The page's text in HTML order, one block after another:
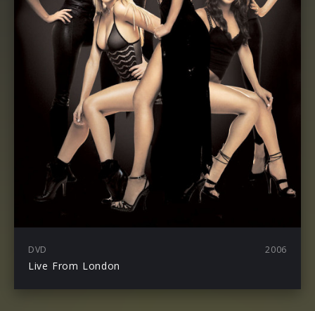
DVD 2006
Live From London